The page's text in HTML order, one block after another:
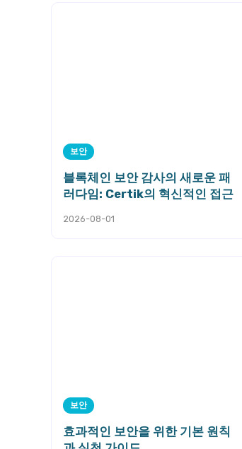
보안
블록체인 보안 감사의 새로운 패
러다임: Certik의 혁신적인 접근
2026-08-01
보안
효과적인 보안을 위한 기본 원칙